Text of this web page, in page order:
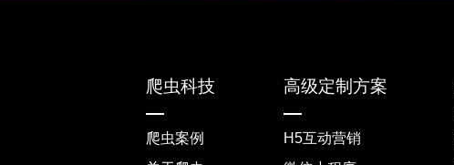
爬虫科技
爬虫案例
高级定制方案
H5互动营销